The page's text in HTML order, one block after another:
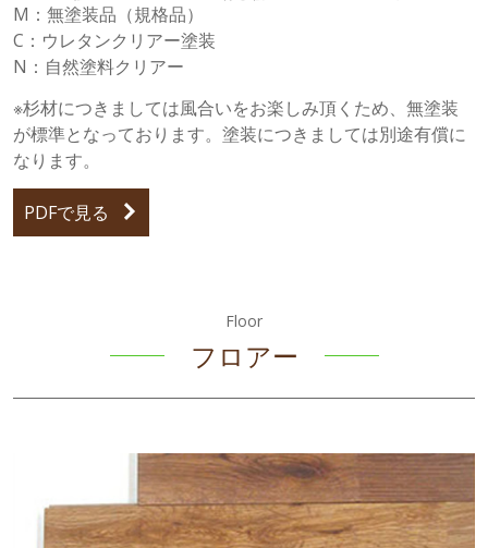
M：無塗装品（規格品）
C：ウレタンクリアー塗装
N：自然塗料クリアー
※杉材につきましては風合いをお楽しみ頂くため、無塗装
が標準となっております。塗装につきましては別途有償に
なります。
PDFで見る
Floor
フロアー